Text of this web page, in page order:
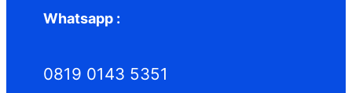
Whatsapp :
0819 0143 5351